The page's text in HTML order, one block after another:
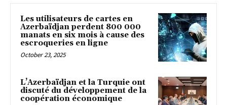
Les utilisateurs de cartes en
Azerbaïdjan perdent 800 000
manats en six mois à cause des
escroqueries en ligne
October 23, 2025
L’Azerbaïdjan et la Turquie ont
discuté du développement de la
coopération économique